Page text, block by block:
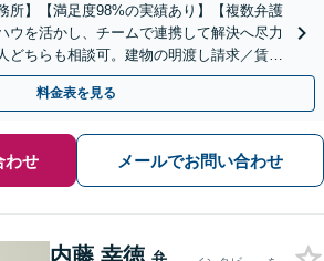
所】【満足度98%の実績あり】【複数弁護
ウを活かし、チームで連携して解決へ尽力
どちらも相談可。建物の明渡し請求／賃貸
産分与等【千葉中央駅5分】
料金表を見る
わせ メールでお問い合わせ
内藤 幸徳